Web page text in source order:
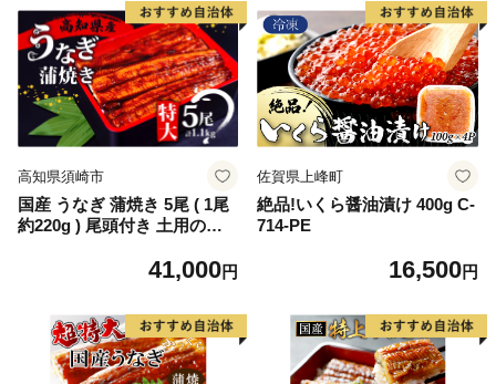
答 贈り物 土用の丑の日 冷凍
老舗 お食事処 亀一 愛媛県 愛
南町 102000円 高級 海鮮
高知県須崎市
国産 うなぎ 蒲焼き 5尾 ( 1尾
約220g ) 尾頭付き 土用の丑
鰻 ひつまぶし うな丼 うな重
さと納税うなぎ 高知県 須崎
市 秘伝タレ付き 真空パック
惣菜 人気 ランキング おすす
め ME0072
41,000円
佐賀県上峰町
絶品!いくら醤油漬け 400g C-
714-PE
16,500円